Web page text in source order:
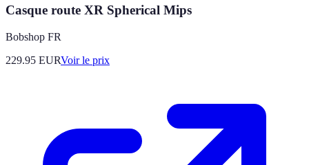
Casque route XR Spherical Mips
Bobshop FR
229.95 EURVoir le prix